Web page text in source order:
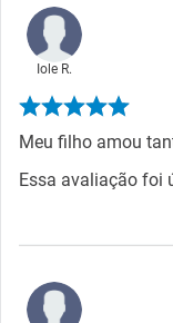
Iole R.
Meu filho amou
Essa avaliação foi